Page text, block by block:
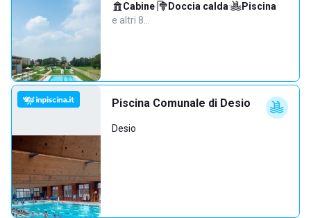
Cabine· Doccia calda· Piscina·
e altri 8…
Piscina Comunale di Desio
Desio